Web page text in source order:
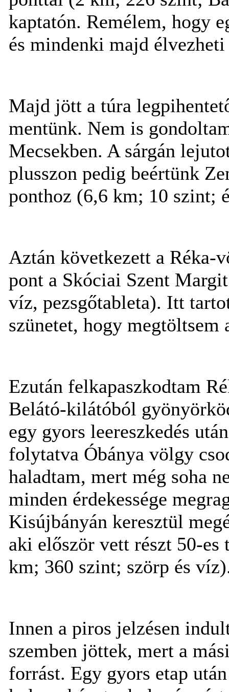
kaptatón. Remélem, hogy
és mindenki majd
Majd jött a túra
mentünk. Nem is
Mecsekben. A sárgán
plusszon pedig beértünk
ponthoz (6,6 km; 10 szint;
Aztán következett a Réka-
pont a Skóciai Szent
víz, pezsgőtableta). Itt
szünetet, hogy megtöltsem
Ezután felkapaszkodtam
Belátó-kilátóból
egy gyors leereszkedés
folytatva Óbánya völgy
haladtam, mert még soha
minden érdekessége
Kisújbányán keresztül
aki először vett részt 50-es
km; 360 szint; szörp és
Innen a piros jelzésen
szemben jöttek, mert a
forrást. Egy gyors etap